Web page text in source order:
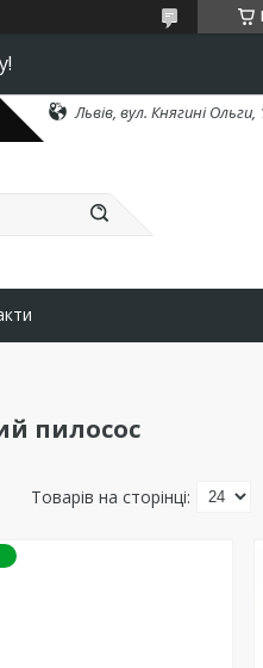
Львів, вул. Княгині
пилосос